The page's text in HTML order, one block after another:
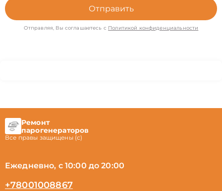
Отправить
Отправляя, Вы соглашаетесь с Политикой конфиденциальности
Ремонт
парогенераторов
Все правы защищены (с)
Ежедневно, с 10:00 до 20:00
+78001008867